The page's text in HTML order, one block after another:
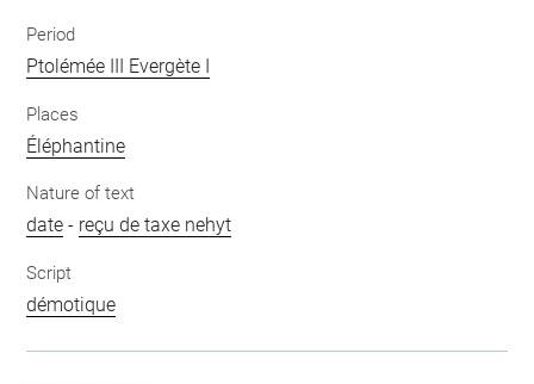
Period
Ptolémée III Evergète I
Places
Éléphantine
Nature of text
date - reçu de taxe nehyt
Script
démotique